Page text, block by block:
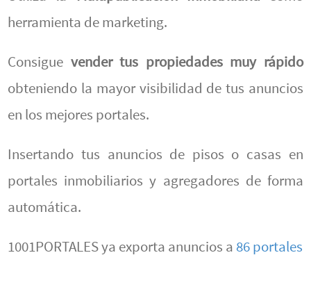
herramienta de marketing.
Consigue vender tus propiedades muy rápido
obteniendo la mayor visibilidad de tus anuncios
en los mejores portales.
Insertando tus anuncios de pisos o casas en
portales inmobiliarios y agregadores de forma
automática.
1001PORTALES ya exporta anuncios a 86 portales